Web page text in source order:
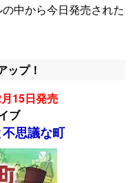
中から今日発売された
ップ！
15日発売
ブ
思議な町